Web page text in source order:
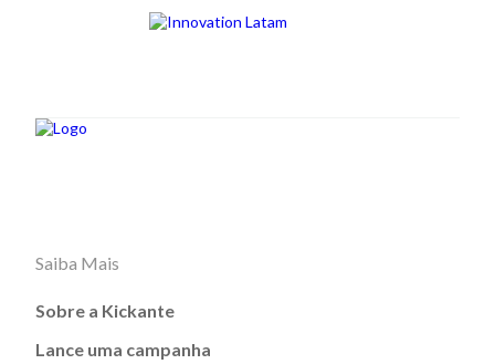
Saiba Mais
Sobre a Kickante
Lance uma campanha